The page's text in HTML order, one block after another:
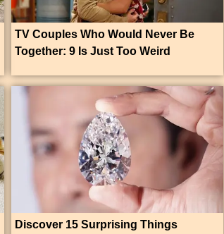
TV Couples Who Would Never Be
Together: 9 Is Just Too Weird
Discover 15 Surprising Things